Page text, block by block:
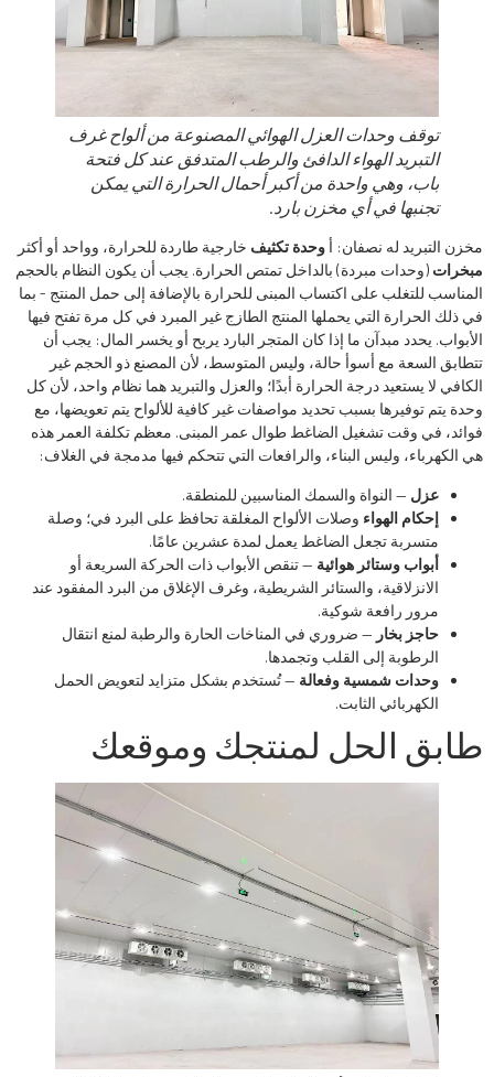
توقف وحدات العزل الهوائي المصنوعة من ألواح غرف
التبريد الهواء الدافئ والرطب المتدفق عند كل فتحة
باب، وهي واحدة من أكبر أحمال الحرارة التي يمكن
تجنبها في أي مخزن بارد.
مخزن التبريد له نصفان: أوحدة تكثيف خارجية طاردة للحرارة، وواحد أو أكثر
مبخرات (وحدات مبردة) بالداخل تمتص الحرارة. يجب أن يكون النظام بالحجم
المناسب للتغلب على اكتساب المبنى للحرارة بالإضافة إلى حمل المنتج - بما
في ذلك الحرارة التي يحملها المنتج الطازج غير المبرد في كل مرة تفتح فيها
الأبواب. يحدد مبدآن ما إذا كان المتجر البارد يربح أو يخسر المال: يجب أن
تتطابق السعة مع أسوأ حالة، وليس المتوسط، لأن المصنع ذو الحجم غير
الكافي لا يستعيد درجة الحرارة أبدًا؛ والعزل والتبريد هما نظام واحد، لأن كل
وحدة يتم توفيرها بسبب تحديد مواصفات غير كافية للألواح يتم تعويضها، مع
فوائد، في وقت تشغيل الضاغط طوال عمر المبنى. معظم تكلفة العمر هذه
هي الكهرباء، وليس البناء، والرافعات التي تتحكم فيها مدمجة في الغلاف:
عزل — النواة والسمك المناسبين للمنطقة.
إحكام الهواء وصلات الألواح المغلقة تحافظ على البرد في؛ وصلة
متسربة تجعل الضاغط يعمل لمدة عشرين عامًا.
أبواب وستائر هوائية — تنقص الأبواب ذات الحركة السريعة أو
الانزلاقية، والستائر الشريطية، وغرف الإغلاق من البرد المفقود عند
مرور رافعة شوكية.
حاجز بخار — ضروري في المناخات الحارة والرطبة لمنع انتقال
الرطوبة إلى القلب وتجمدها.
وحدات شمسية وفعالة — تُستخدم بشكل متزايد لتعويض الحمل
الكهربائي الثابت.
طابق الحل لمنتجك وموقعك